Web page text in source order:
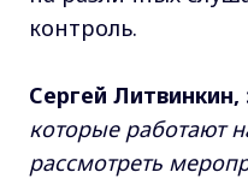
контроль.
Сергей
которые работают
рассмотреть